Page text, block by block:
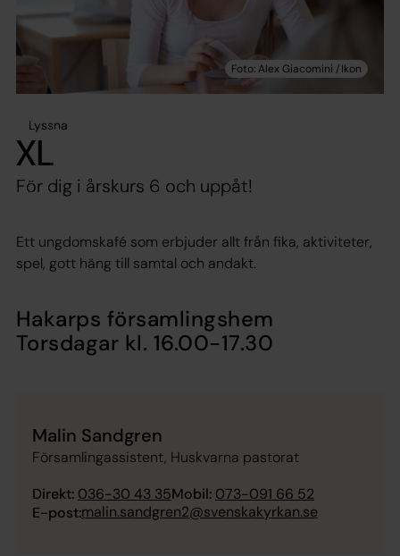
Lyssna
XL
För dig i årskurs 6 och uppåt!
Ett ungdomskafé som erbjuder allt från fika, aktiviteter,
spel, gott häng till samtal och andakt.
Hakarps församlingshem
Torsdagar kl. 16.00-17.30
Malin Sandgren
Församlingassistent, Huskvarna pastorat
Direkt: 036-30 43 35Mobil: 073-091 66 52
E-post:malin.sandgren2@svenskakyrkan.se